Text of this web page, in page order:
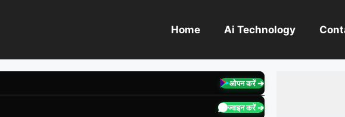
Home Ai Technology
ओपन करें ➔
ज्वाइन करें ➔